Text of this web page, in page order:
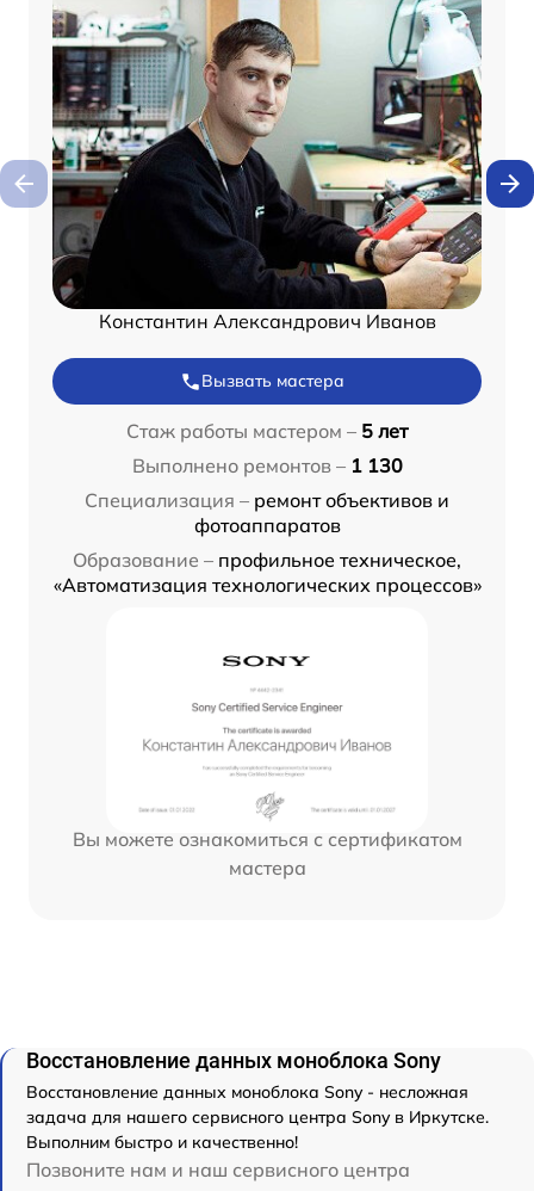
Константин Александрович Иванов
Вызвать мастера
Стаж работы мастером – 5 лет
Выполнено ремонтов – 1 130
Специализация – ремонт объективов и
фотоаппаратов
Образование – профильное техническое,
«Автоматизация технологических процессов»
Вы можете ознакомиться с сертификатом
мастера
Восстановление данных моноблока Sony
Восстановление данных моноблока Sony - несложная
задача для нашего сервисного центра Sony в Иркутске.
Выполним быстро и качественно!
Позвоните нам и наш сервисного центра